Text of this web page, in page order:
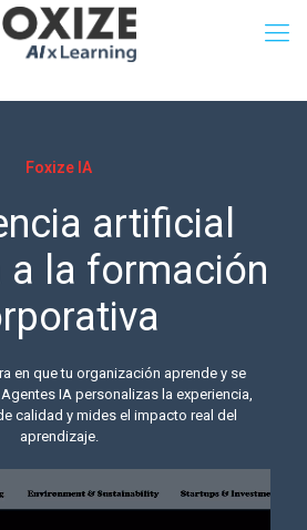
Foxize IA
artificial
a la formación
en que tu organización aprende y se
IA personalizas la experiencia,
calidad y mides el impacto real del
aprendizaje.